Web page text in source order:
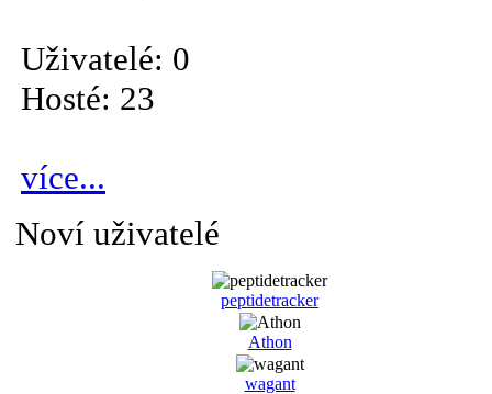
Uživatelé: 0
Hosté: 23
více...
Noví uživatelé
peptidetracker
Athon
wagant